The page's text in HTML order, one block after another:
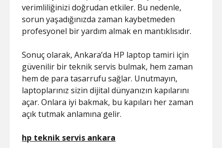
verimliliğinizi doğrudan etkiler. Bu nedenle,
sorun yaşadığınızda zaman kaybetmeden
profesyonel bir yardım almak en mantıklısıdır.
Sonuç olarak, Ankara’da HP laptop tamiri için
güvenilir bir teknik servis bulmak, hem zaman
hem de para tasarrufu sağlar. Unutmayın,
laptoplarınız sizin dijital dünyanızın kapılarını
açar. Onlara iyi bakmak, bu kapıları her zaman
açık tutmak anlamına gelir.
hp teknik servis ankara